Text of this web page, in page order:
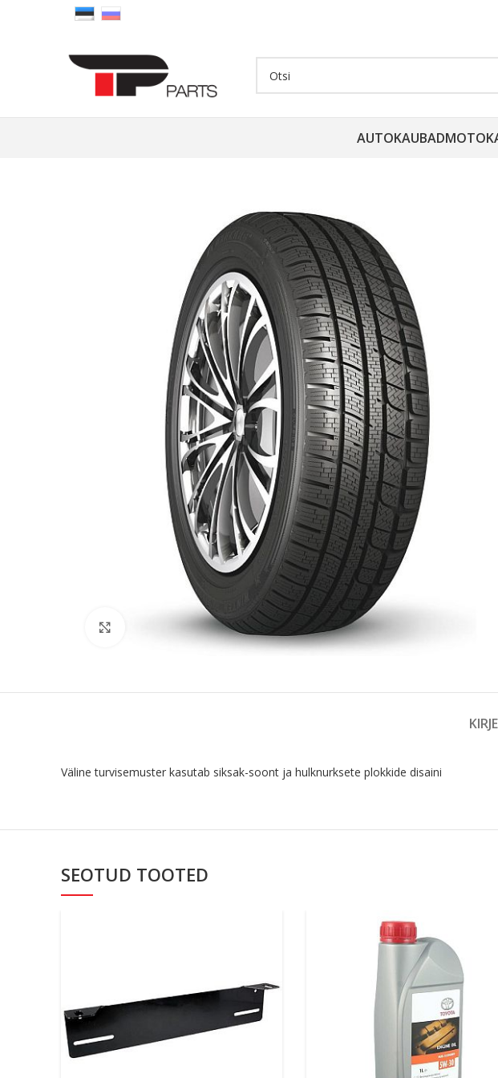
AUTOKAUBAD
Kliki lülitamiseks
Väline turvisemuster kasutab siksak-soont ja hulknurksete plokkide disaini
SEOTUD TOOTED